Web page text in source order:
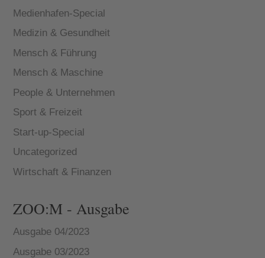
Medienhafen-Special
Medizin & Gesundheit
Mensch & Führung
Mensch & Maschine
People & Unternehmen
Sport & Freizeit
Start-up-Special
Uncategorized
Wirtschaft & Finanzen
ZOO:M - Ausgabe
Ausgabe 04/2023
Ausgabe 03/2023